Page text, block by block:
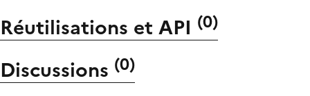
Réutilisations et API (0)
Discussions (0)